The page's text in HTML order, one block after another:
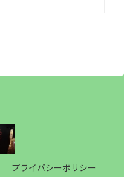
プライバシーポリシー